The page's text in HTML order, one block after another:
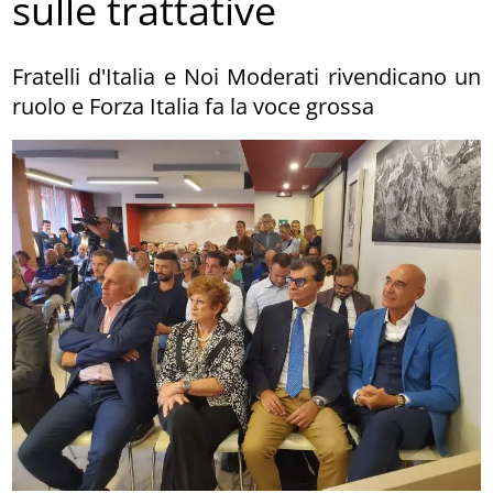
sulle trattative
Fratelli d'Italia e Noi Moderati rivendicano un
ruolo e Forza Italia fa la voce grossa